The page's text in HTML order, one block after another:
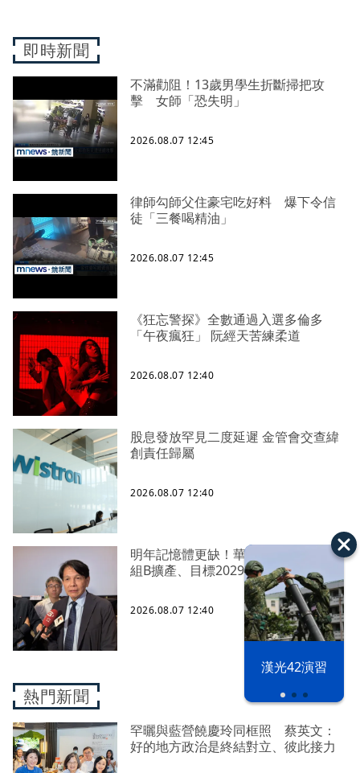
漢光42演習
即時新聞
不滿勸阻！13歲男學生折斷掃把攻
擊 女師「恐失明」
2026.08.07 12:45
律師勾師父住豪宅吃好料 爆下令信
徒「三餐喝精油」
2026.08.07 12:45
《狂忘警探》全數通過入選多倫多
「午夜瘋狂」 阮經天苦練柔道
2026.08.07 12:40
股息發放罕見二度延遲 金管會交查緯
創責任歸屬
2026.08.07 12:40
明年記憶體更缺！華邦電啟動高雄模
組B擴產、目標2029年量產
2026.08.07 12:40
熱門新聞
罕曬與藍營饒慶玲同框照 蔡英文：
好的地方政治是終結對立、彼此接力